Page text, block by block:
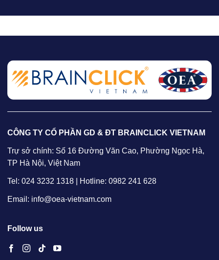
CÔNG TY CỔ PHẦN GD & ĐT BRAINCLICK VIETNAM
Trự sở chính: Số 16 Đường Văn Cao, Phường Ngọc Hà,
TP Hà Nội, Việt Nam
Tel: 024 3232 1318 | Hotline: 0982 241 628
Email: info@oea-vietnam.com
Follow us